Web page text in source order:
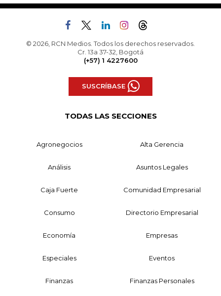
© 2026, RCN Medios. Todos los derechos reservados.
Cr. 13a 37-32, Bogotá
(+57) 1 4227600
SUSCRÍBASE
TODAS LAS SECCIONES
Agronegocios Alta Gerencia
Análisis Asuntos Legales
Caja Fuerte Comunidad Empresarial
Consumo Directorio Empresarial
Economía Empresas
Especiales Eventos
Finanzas Finanzas Personales